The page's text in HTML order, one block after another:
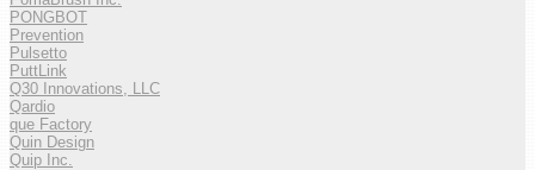
PONGBOT
Prevention
Pulsetto
PuttLink
Q30 Innovations, LLC
Qardio
que Factory
Quin Design
Quip Inc.